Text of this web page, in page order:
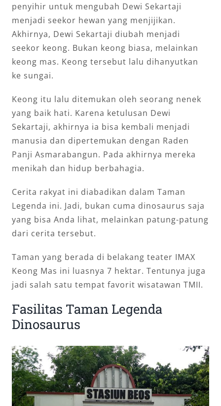
penyihir untuk mengubah Dewi Sekartaji
menjadi seekor hewan yang menjijikan.
Akhirnya, Dewi Sekartaji diubah menjadi
seekor keong. Bukan keong biasa, melainkan
keong mas. Keong tersebut lalu dihanyutkan
ke sungai.
Keong itu lalu ditemukan oleh seorang nenek
yang baik hati. Karena ketulusan Dewi
Sekartaji, akhirnya ia bisa kembali menjadi
manusia dan dipertemukan dengan Raden
Panji Asmarabangun. Pada akhirnya mereka
menikah dan hidup berbahagia.
Cerita rakyat ini diabadikan dalam Taman
Legenda ini. Jadi, bukan cuma dinosaurus saja
yang bisa Anda lihat, melainkan patung-patung
dari cerita tersebut.
Taman yang berada di belakang teater IMAX
Keong Mas ini luasnya 7 hektar. Tentunya juga
jadi salah satu tempat favorit wisatawan TMII.
Fasilitas Taman Legenda
Dinosaurus